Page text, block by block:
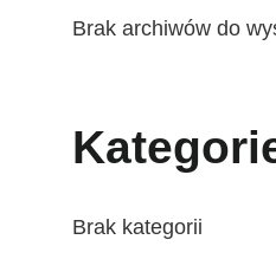
Brak archiwów do
Brak kategorii